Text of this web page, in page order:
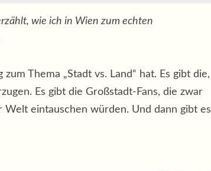
wie ich in Wien zum echten
Thema „Stadt vs. Land“ hat. Es gibt die,
Es gibt die Großstadt-Fans, die zwar
eintauschen würden. Und dann gibt es